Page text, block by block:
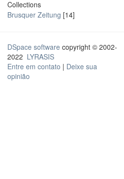
Collections
Brusquer Zeitung [14]
DSpace software copyright © 2002-
2022 LYRASIS
Entre em contato | Deixe sua
opinião